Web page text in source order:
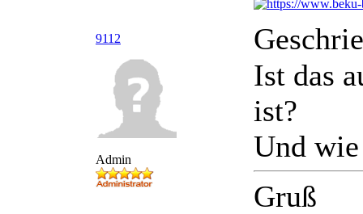
9112
Admin
Ist das
ist?
Und
Gruß